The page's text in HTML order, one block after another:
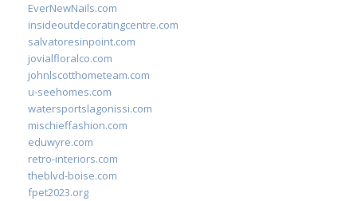
EverNewNails.com
insideoutdecoratingcentre.com
salvatoresinpoint.com
jovialfloralco.com
johnlscotthometeam.com
u-seehomes.com
watersportslagonissi.com
mischieffashion.com
eduwyre.com
retro-interiors.com
theblvd-boise.com
fpet2023.org